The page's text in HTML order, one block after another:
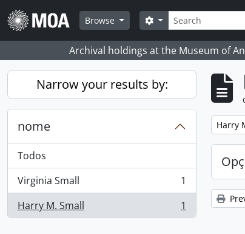
Skip to main content
Browse
Pesquisar
Search options
Archival holdings at the Museum of
Narrow your results by:
nome
Todos
Virginia Small
, 1 resultados
1
Harry M. Small
, 1 resultados 1
Harry